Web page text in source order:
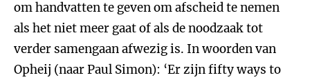
om handvatten te geven om afscheid te nemen
als het niet meer gaat of als de noodzaak tot
verder samengaan afwezig is. In woorden van
Opheij (naar Paul Simon): ‘Er zijn fifty ways to